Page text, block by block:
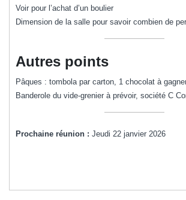
Voir pour l’achat d’un boulier
Dimension de la salle pour savoir combien de
Autres points
Pâques : tombola par carton, 1 chocolat à
Banderole du vide-grenier à prévoir, société C
Prochaine réunion : Jeudi 22 janvier 2026